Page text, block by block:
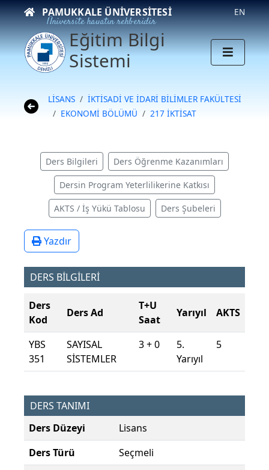
PAMUKKALE ÜNIVERSITESI
Üniversite hayatın rehberidir
EN
Eğitim Bilgi
Sistemi
LİSANS
İKTİSADİ VE İDARİ BİLİMLER FAKÜLTESİ
EKONOMİ BÖLÜMÜ
217 İKTİSAT
Ders Bilgileri Ders Öğrenme Kazanımları
Dersin Program Yeterlilikerine Katkısı
AKTS / İş Yükü Tablosu Ders Şubeleri
Yazdır
DERS BİLGİLERİ
Ders
Kod
Ders Ad
T+U
Saat
Yarıyıl AKTS
YBS
351
SAYISAL
SİSTEMLER
3 + 0
5.
Yarıyıl
5
DERS TANIMI
Ders Düzeyi
Lisans
Ders Türü
Seçmeli